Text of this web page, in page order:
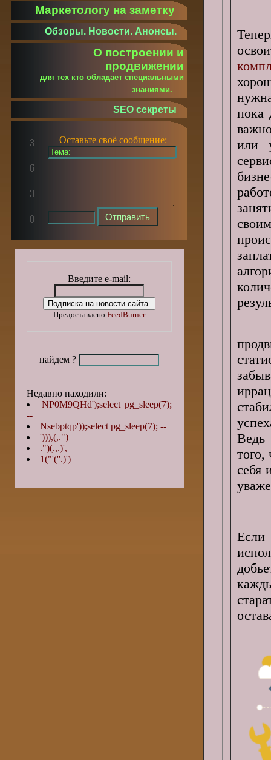
пока
или
Ведь
того,
себя
Маркетологу на заметку
Обзоры. Новости. Анонсы.
О построении и
продвижении
для тех кто обладает специальными
знаниями.
SEO секреты
Оставьте своё сообщение:
Введите e-mail:
Предоставлено FeedBurner
найдем ?
Недавно находили:
NP0M9QHd');select pg_sleep(7);
--
Nsebptqp'));select pg_sleep(7); --
'))),(,.")
.")(.,.)',
1("'(''.)')